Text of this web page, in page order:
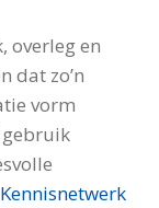
overleg en
dat zo’n
vorm
gebruik
Kennisnetwerk